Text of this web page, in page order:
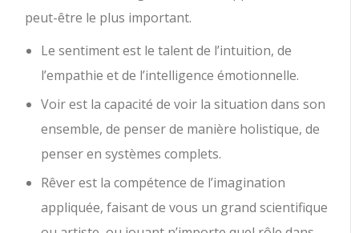
peut-être le plus important.
Le sentiment est le talent de l’intuition, de
l’empathie et de l’intelligence émotionnelle.
Voir est la capacité de voir la situation dans son
ensemble, de penser de manière holistique, de
penser en systèmes complets.
Rêver est la compétence de l’imagination
appliquée, faisant de vous un grand scientifique